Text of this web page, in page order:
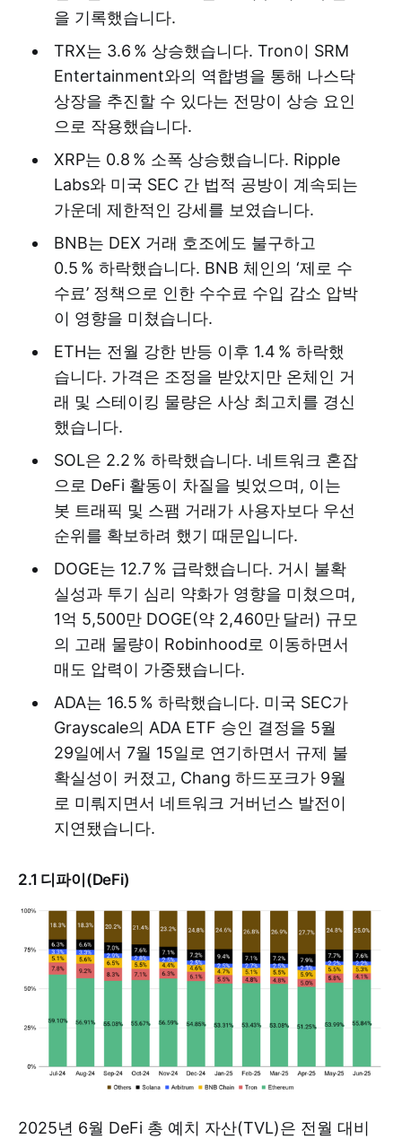
을 기록했습니다.
TRX는 3.6 % 상승했습니다. Tron이 SRM
Entertainment와의 역합병을 통해 나스닥
상장을 추진할 수 있다는 전망이 상승 요인
으로 작용했습니다.
XRP는 0.8 % 소폭 상승했습니다. Ripple
Labs와 미국 SEC 간 법적 공방이 계속되는
가운데 제한적인 강세를 보였습니다.
BNB는 DEX 거래 호조에도 불구하고
0.5 % 하락했습니다. BNB 체인의 ‘제로 수
수료’ 정책으로 인한 수수료 수입 감소 압박
이 영향을 미쳤습니다.
ETH는 전월 강한 반등 이후 1.4 % 하락했
습니다. 가격은 조정을 받았지만 온체인 거
래 및 스테이킹 물량은 사상 최고치를 경신
했습니다.
SOL은 2.2 % 하락했습니다. 네트워크 혼잡
으로 DeFi 활동이 차질을 빚었으며, 이는
봇 트래픽 및 스팸 거래가 사용자보다 우선
순위를 확보하려 했기 때문입니다.
DOGE는 12.7 % 급락했습니다. 거시 불확
실성과 투기 심리 약화가 영향을 미쳤으며,
1억 5,500만 DOGE(약 2,460만 달러) 규모
의 고래 물량이 Robinhood로 이동하면서
매도 압력이 가중됐습니다.
ADA는 16.5 % 하락했습니다. 미국 SEC가
Grayscale의 ADA ETF 승인 결정을 5월
29일에서 7월 15일로 연기하면서 규제 불
확실성이 커졌고, Chang 하드포크가 9월
로 미뤄지면서 네트워크 거버넌스 발전이
지연됐습니다.
2.1 디파이(DeFi)
2025년 6월 DeFi 총 예치 자산(TVL)은 전월 대비